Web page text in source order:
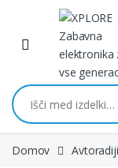
Skip to navigation
Skip to content
Išči:
Domov Avtoradiji